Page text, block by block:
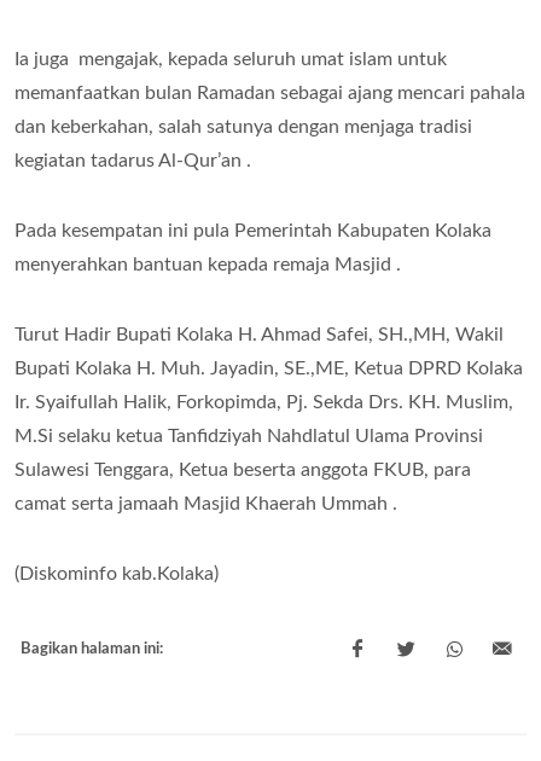
Ia juga mengajak, kepada seluruh umat islam untuk
memanfaatkan bulan Ramadan sebagai ajang mencari pahala
dan keberkahan, salah satunya dengan menjaga tradisi
kegiatan tadarus Al-Qur’an .
Pada kesempatan ini pula Pemerintah Kabupaten Kolaka
menyerahkan bantuan kepada remaja Masjid .
Turut Hadir Bupati Kolaka H. Ahmad Safei, SH.,MH, Wakil
Bupati Kolaka H. Muh. Jayadin, SE.,ME, Ketua DPRD Kolaka
Ir. Syaifullah Halik, Forkopimda, Pj. Sekda Drs. KH. Muslim,
M.Si selaku ketua Tanfidziyah Nahdlatul Ulama Provinsi
Sulawesi Tenggara, Ketua beserta anggota FKUB, para
camat serta jamaah Masjid Khaerah Ummah .
(Diskominfo kab.Kolaka)
Bagikan halaman ini: